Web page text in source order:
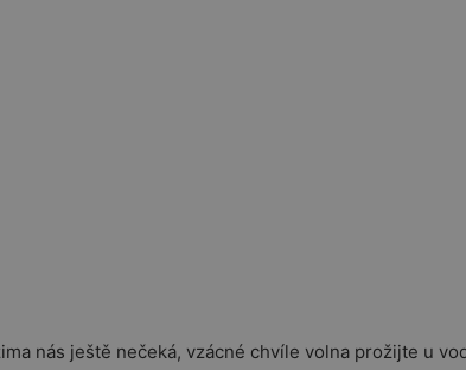
nás ještě nečeká, vzácné chvíle volna prožijte u